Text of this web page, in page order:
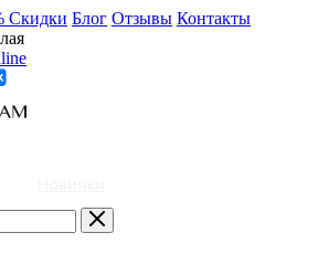
Скидки Блог Отзывы Контакты